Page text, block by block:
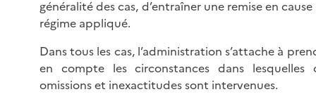
généralité des cas, d’entraîner une remise en
régime appliqué.
Dans tous les cas, l’administration s’attache à
en compte les circonstances dans lesquelles
omissions et inexactitudes sont intervenues.